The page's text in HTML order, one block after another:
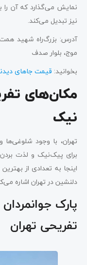
نمایش می‌گذارد که آن را
نیز تبدیل می‌‎کند.
آدرس: ﺑﺰرگ‌راه ﺷﻬﯿﺪ
موج، بلوار صدف
بخوانید: قیمت جاهای دیدنی
مکان‌های
نیک
تهران، با وجود
برای پیک‌نیک و لذت
اینجا به تعدادی از
دلنشین در تهران اشاره
پارک
تفریحی تهران